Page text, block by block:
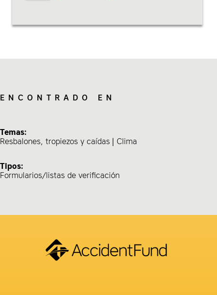
ENCONTRADO EN
Temas:
Resbalones, tropiezos y caídas
Clima
Tipos:
Formularios/listas de verificación